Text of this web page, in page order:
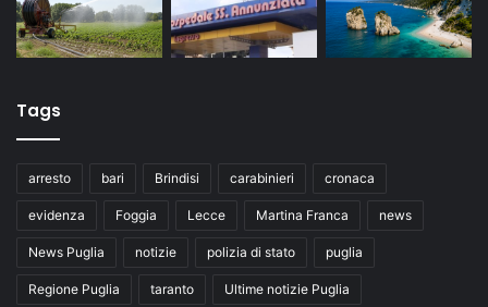
Tags
arresto bari Brindisi carabinieri cronaca
evidenza Foggia Lecce Martina Franca news
News Puglia notizie polizia di stato puglia
Regione Puglia taranto Ultime notizie Puglia